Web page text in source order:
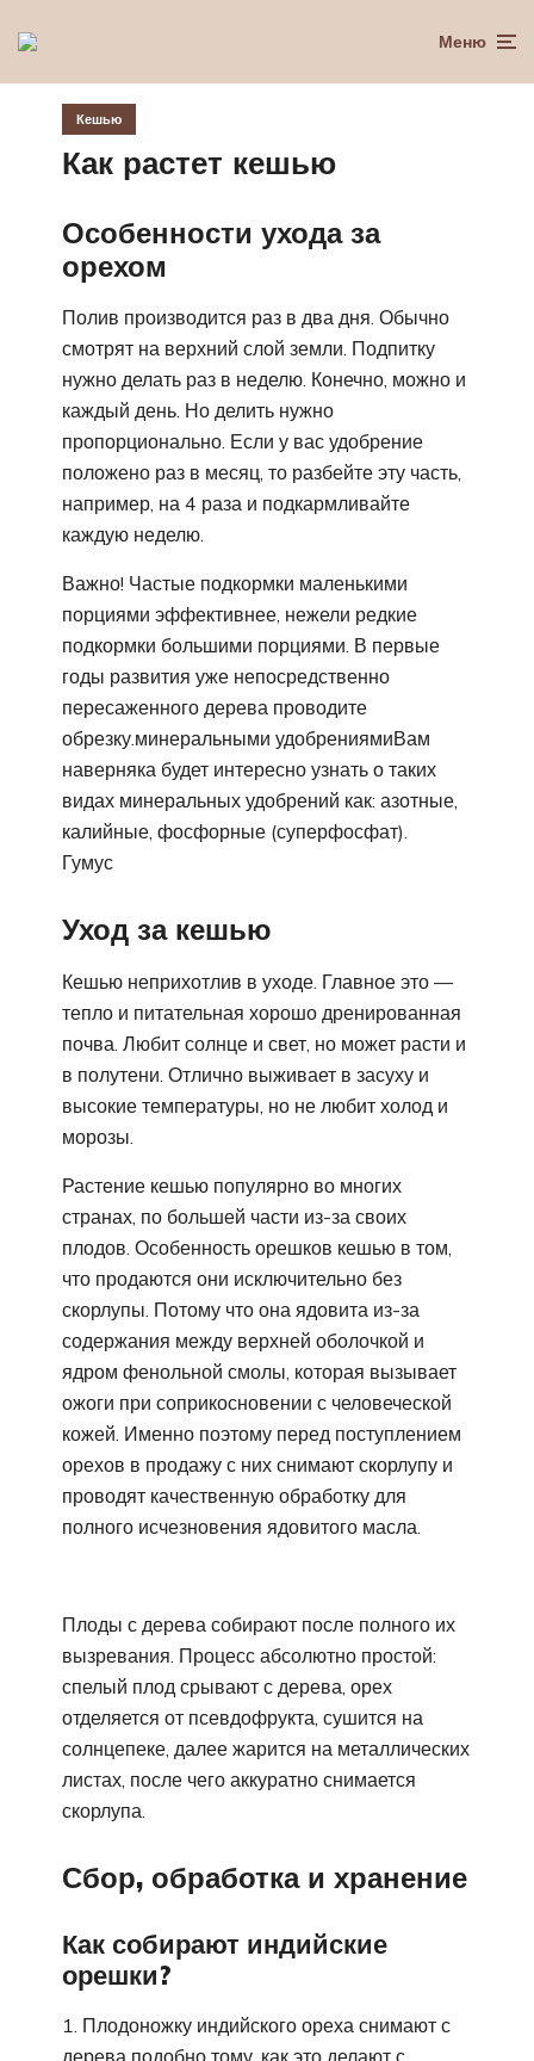
Меню
Кешью
Как растет кешью
Особенности ухода за
орехом
Полив производится раз в два дня. Обычно
смотрят на верхний слой земли. Подпитку
нужно делать раз в неделю. Конечно, можно и
каждый день. Но делить нужно
пропорционально. Если у вас удобрение
положено раз в месяц, то разбейте эту часть,
например, на 4 раза и подкармливайте
каждую неделю.
Важно! Частые подкормки маленькими
порциями эффективнее, нежели редкие
подкормки большими порциями. В первые
годы развития уже непосредственно
пересаженного дерева проводите
обрезку.минеральными удобрениямиВам
наверняка будет интересно узнать о таких
видах минеральных удобрений как: азотные,
калийные, фосфорные (суперфосфат).
Гумус
Уход за кешью
Кешью неприхотлив в уходе. Главное это —
тепло и питательная хорошо дренированная
почва. Любит солнце и свет, но может расти и
в полутени. Отлично выживает в засуху и
высокие температуры, но не любит холод и
морозы.
Растение кешью популярно во многих
странах, по большей части из-за своих
плодов. Особенность орешков кешью в том,
что продаются они исключительно без
скорлупы. Потому что она ядовита из-за
содержания между верхней оболочкой и
ядром фенольной смолы, которая вызывает
ожоги при соприкосновении с человеческой
кожей. Именно поэтому перед поступлением
орехов в продажу с них снимают скорлупу и
проводят качественную обработку для
полного исчезновения ядовитого масла.
Плоды с дерева собирают после полного их
вызревания. Процесс абсолютно простой:
спелый плод срывают с дерева, орех
отделяется от псевдофрукта, сушится на
солнцепеке, далее жарится на металлических
листах, после чего аккуратно снимается
скорлупа.
Сбор, обработка и хранение
Как собирают индийские
орешки?
Плодоножку индийского ореха снимают с